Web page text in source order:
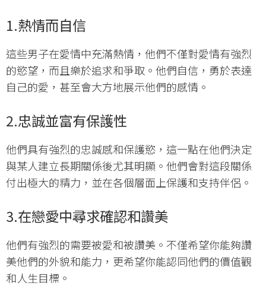
1.熱情而自信
這些男子在愛情中充滿熱情，他們不僅對愛情有強烈
的慾望，而且樂於追求和爭取。他們自信，勇於表達
自己的愛，甚至會大方地展示他們的感情。
2.忠誠並富有保護性
他們具有強烈的忠誠感和保護慾，這一點在他們決定
與某人建立長期關係後尤其明顯。他們會對這段關係
付出極大的精力，並在各個層面上保護和支持伴侶。
3.在戀愛中尋求確認和讚美
他們有強烈的需要被愛和被讚美。不僅希望你能夠讚
美他們的外貌和能力，更希望你能認同他們的價值觀
和人生目標。